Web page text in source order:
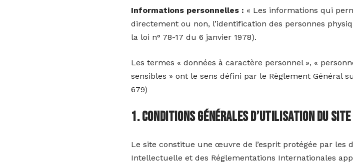
Informations personnelles : « Les informations qui
directement ou non, l’identification des personnes
la loi n° 78-17 du 6 janvier 1978).
Les termes « données à caractère personnel », «
sensibles » ont le sens défini par le Règlement Général
679)
1. Conditions générales d’utilisation du
Le site constitue une œuvre de l’esprit protégée par les
Intellectuelle et des Réglementations Internationales